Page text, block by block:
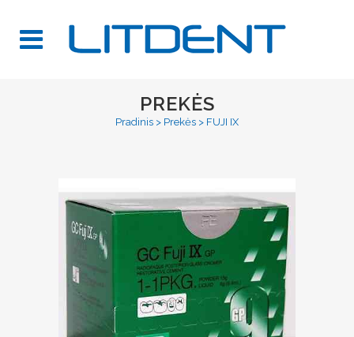
PREKĖS
Pradinis > Prekės > FUJI IX